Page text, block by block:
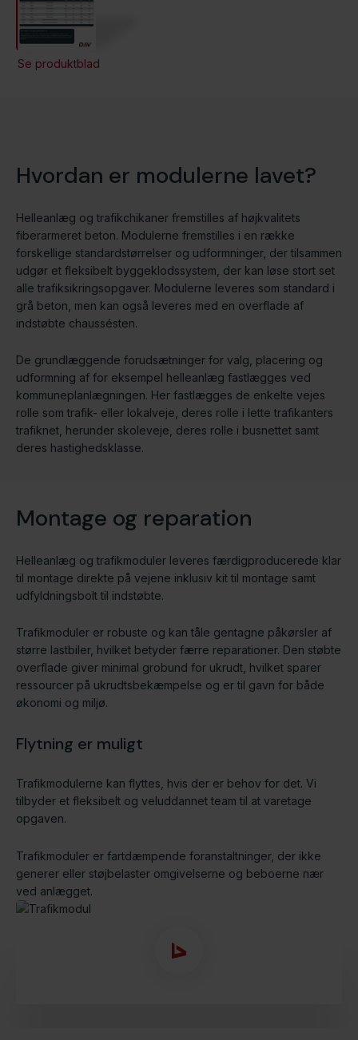
Se produktblad
Hvordan er modulerne lavet?
Helleanlæg og trafikchikaner fremstilles af højkvalitets
fiberarmeret beton. Modulerne fremstilles i en række
forskellige standardstørrelser og udformninger, der tilsammen
udgør et fleksibelt byggeklodssystem, der kan løse stort set
alle trafiksikringsopgaver. Modulerne leveres som standard i
grå beton, men kan også leveres med en overflade af
indstøbte chaussésten.
De grundlæggende forudsætninger for valg, placering og
udformning af for eksempel helleanlæg fastlægges ved
kommuneplanlægningen. Her fastlægges de enkelte vejes
rolle som trafik- eller lokalveje, deres rolle i lette trafikanters
trafiknet, herunder skoleveje, deres rolle i busnettet samt
deres hastighedsklasse.
Montage og reparation​
Helleanlæg og trafikmoduler leveres færdigproducerede klar
til montage direkte på vejene inklusiv kit til montage samt
udfyldningsbolt til indstøbte.
Trafikmoduler er robuste og kan tåle gentagne påkørsler af
større lastbiler, hvilket betyder færre reparationer. Den støbte
overflade giver minimal grobund for ukrudt, hvilket sparer
ressourcer på ukrudtsbekæmpelse og er til gavn for både
økonomi og miljø.
Flytning er muligt
Trafikmodulerne kan flyttes, hvis der er behov for det. Vi
tilbyder et fleksibelt og veluddannet team til at varetage
opgaven.
Trafikmoduler er fartdæmpende foranstaltninger, der ikke
generer eller støjbelaster omgivelserne og beboerne nær
ved anlægget.